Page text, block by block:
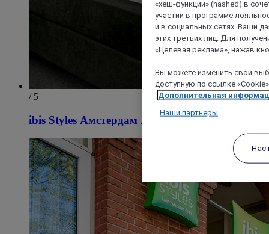
/ 5
ibis Styles Амстердам Амстел
«хеш-функции» (hashed) в
участии в программе
и в социальных сетях. Ваши
этих третьих лиц. Для
«Целевая реклама», нажав
Вы можете изменить свой
доступную по ссылке
Дополнительная
Наши партнеры